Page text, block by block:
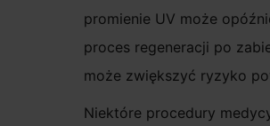
promienie UV może
proces regeneracji po
może zwiększyć ryzyko
Niektóre procedury